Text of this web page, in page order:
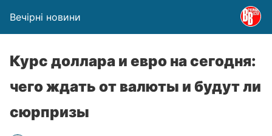
Вечірні новини
Курс доллара и евро на сегодня:
чего ждать от валюты и будут ли
сюрпризы